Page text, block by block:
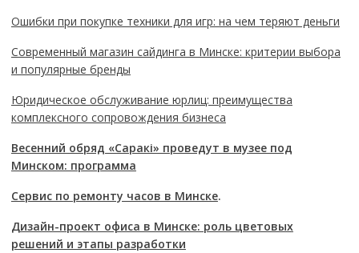
Ошибки при покупке техники для игр: на чем теряют деньги
Современный магазин сайдинга в Минске: критерии выбора
и популярные бренды
Юридическое обслуживание юрлиц: преимущества
комплексного сопровождения бизнеса
Весенний обряд «Саракі» проведут в музее под
Минском: программа
Сервис по ремонту часов в Минске.
Дизайн-проект офиса в Минске: роль цветовых
решений и этапы разработки